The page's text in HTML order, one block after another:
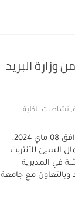
وزارة البريد
, نشاطات الكلية
الحدث : إحتضنت كلية الحقوق والعلوم السياسية اليوم الموافق 08 ماي 2024,
السيئ للأنترنت
في المديرية
وبالتعاون مع جامعة